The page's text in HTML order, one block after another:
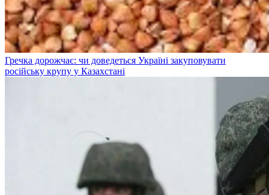
Гречка дорожчає: чи доведеться Україні закуповувати
російську крупу у Казахстані